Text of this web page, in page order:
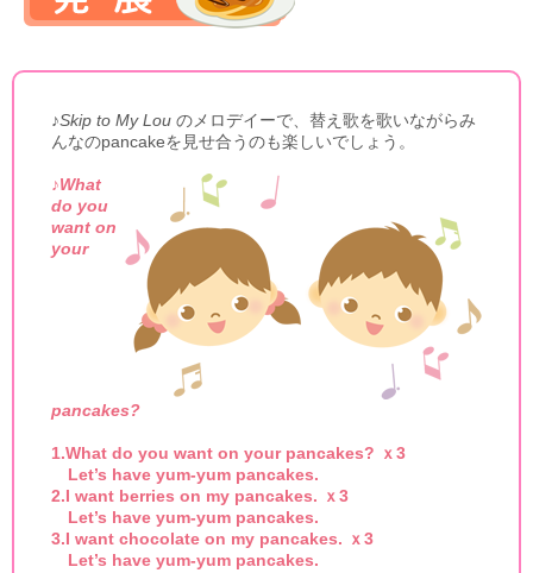
♪Skip to My Lou のメロデイーで、替え歌を歌いながらみ
んなのpancakeを見せ合うのも楽しいでしょう。
♪What
do you
want on
your
pancakes?
1.What do you want on your pancakes? ｘ3
Let’s have yum-yum pancakes.
2.I want berries on my pancakes. ｘ3
Let’s have yum-yum pancakes.
3.I want chocolate on my pancakes. ｘ3
Let’s have yum-yum pancakes.